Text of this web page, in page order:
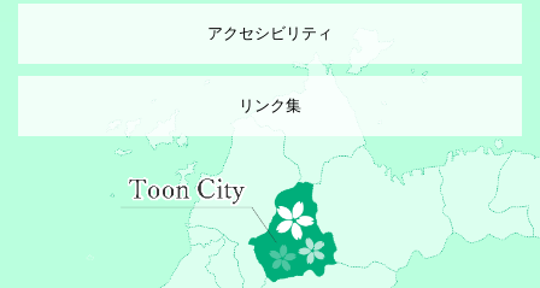
アクセシビリティ
リンク集